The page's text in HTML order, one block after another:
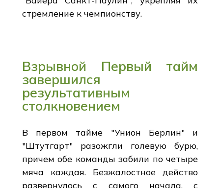
стремление к чемпионству.
Взрывной Первый тайм
завершился
результативным
столкновением
В первом тайме "Унион Берлин" и
"Штутгарт" разожгли голевую бурю,
причем обе команды забили по четыре
мяча каждая. Безжалостное действо
развернулось с самого начала, с